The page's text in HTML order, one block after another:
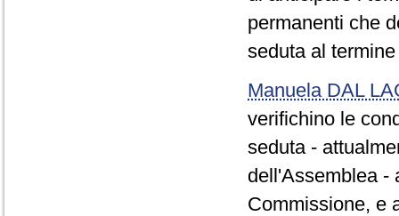
permanenti che
seduta al
Manuela DAL
verifichino le
seduta -
dell'Assemblea -
Commissione, e